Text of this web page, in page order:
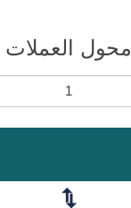
محول العملات